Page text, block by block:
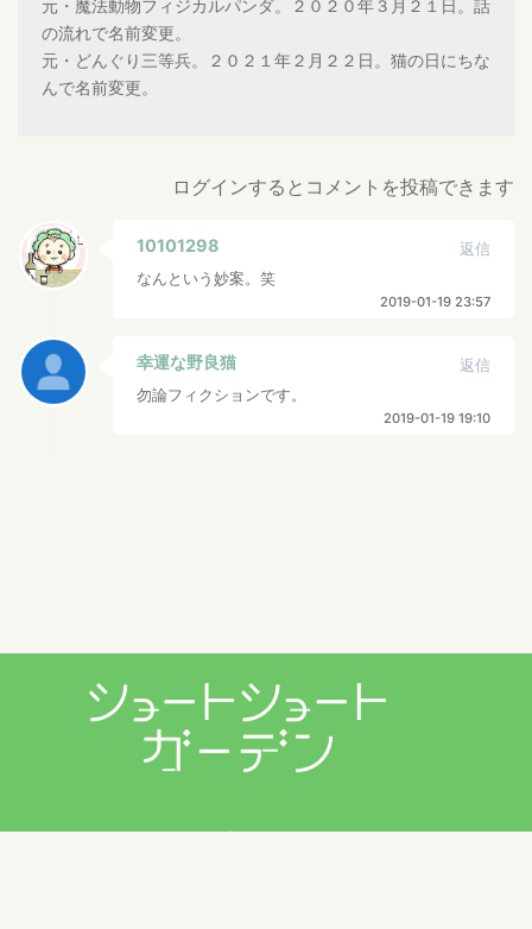
元・魔法動物フィジカルパンダ。２０２０年３月２１日。話
の流れで名前変更。
元・どんぐり三等兵。２０２１年２月２２日。猫の日にちな
んで名前変更。
ログインするとコメントを投稿できます
10101298
返信
なんという妙案。笑
2019-01-19 23:57
幸運な野良猫
返信
勿論フィクションです。
2019-01-19 19:10
プライバシーポリシー 利用規約 お問い合わせ